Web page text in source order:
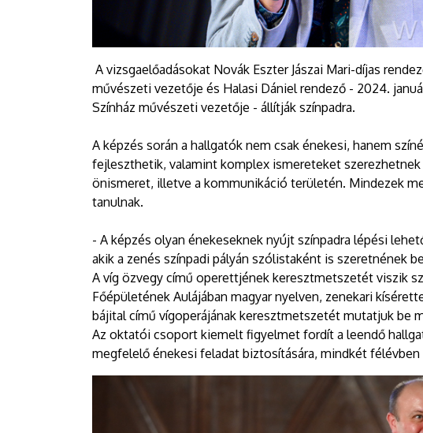
A vizsgaelőadásokat Novák Eszter Jászai Mari-díjas
művészeti vezetője és Halasi Dániel rendező - 2024.
Színház művészeti vezetője - állítják színpadra.
A képzés során a hallgatók nem csak énekesi, hanem
fejleszthetik, valamint komplex ismereteket szerezhetnek
önismeret, illetve a kommunikáció területén. Mindezek
tanulnak.
- A képzés olyan énekeseknek nyújt színpadra lépési
akik a zenés színpadi pályán szólistaként is szeretnének
A víg özvegy című operettjének keresztmetszetét viszik
Főépületének Aulájában magyar nyelven, zenekari
bájital című vígoperájának keresztmetszetét mutatjuk be
Az oktatói csoport kiemelt figyelmet fordít a leendő
megfelelő énekesi feladat biztosítására, mindkét